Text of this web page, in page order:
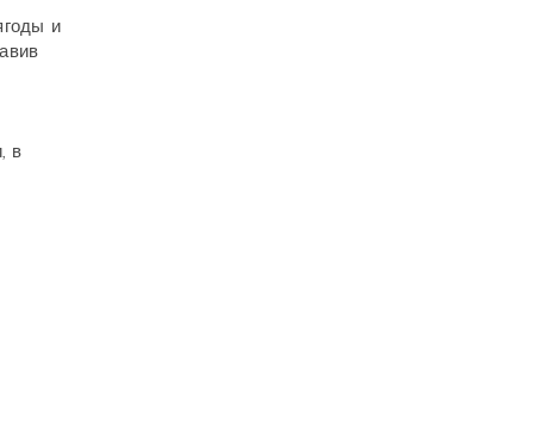
и
в